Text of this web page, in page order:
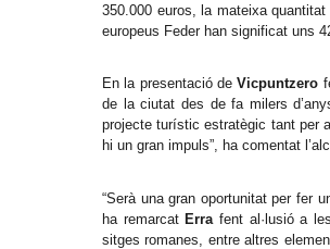
350.000 euros, la mateixa
europeus Feder han significat uns
En la presentació deVicpuntzero
de la ciutat des de fa milers
projecte turístic estratègic tant per
hi un gran impuls”, ha comentat
“Serà una gran oportunitat per fer
ha remarcat Erra fent al·lusió a
sitges romanes, entre altres